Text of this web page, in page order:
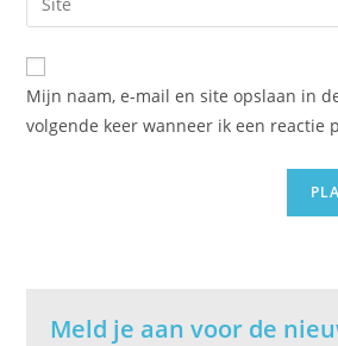
om
te
reageren
mail
om
te
kunnen
je
site
URL
(optioneel)
Mijn naam, e-mail en site opslaan in
volgende keer wanneer ik een reactie
Meld je aan voor de